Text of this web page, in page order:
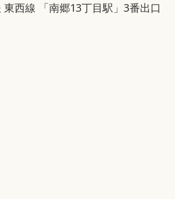
西線 「南郷13丁目駅」3番出口